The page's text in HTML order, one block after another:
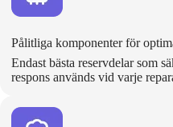
Pålitliga komponenter för
Endast bästa reservdelar som
respons används vid varje